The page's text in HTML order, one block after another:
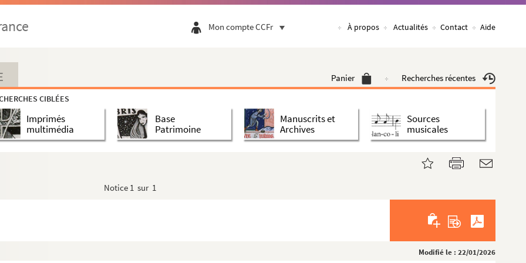
Mon compte CCFr À propos Actualités Contact Aide
Panier Recherches récentes
CIBLÉES
Imprimés
multimédia
Base
Patrimoine
Manuscrits et
Archives
Sources
musicales
Notice 1 sur 1
Modifié le : 22/01/2026
et consulaires de France et étrangè...
en France entre 1882 et 1912
et actualité (registre)